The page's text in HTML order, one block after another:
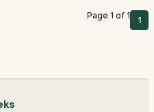
Page 1 of 1 1